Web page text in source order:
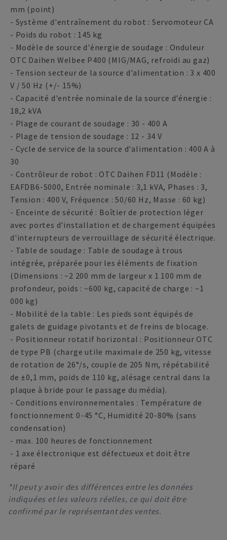
mm (point)
- Système d'entraînement du robot : Servomoteur CA
- Poids du robot : 145 kg
- Modèle de source d'énergie de soudage : Onduleur
OTC Daihen Welbee P400 (MIG/MAG, refroidi au gaz)
- Tension secteur de la source d'alimentation : 3 x 400
V / 50 Hz (+/- 15%)
- Capacité d'entrée nominale de la source d'énergie :
18,2 kVA
- Plage de courant de soudage : 30 - 400 A
- Plage de tension de soudage : 12 - 34 V
- Cycle de service de la source d'alimentation : 400 A à
30
- Contrôleur de robot : OTC Daihen FD11 (Modèle :
EAFDB6-S000, Entrée nominale : 3,1 kVA, Phases : 3,
Tension : 400 V, Fréquence : 50/60 Hz, Masse : 60 kg)
- Enceinte de sécurité : Boîtier de protection léger
avec portes d'installation et de chargement équipées
d'interrupteurs de verrouillage de sécurité électrique.
- Table de soudage : Table de soudage à trous
intégrée, préparée pour les éléments de fixation
(Dimensions : ~2 200 mm de largeur x 1 100 mm de
profondeur, poids : ~600 kg, capacité de charge : ~1
000 kg)
- Mobilité de la table : Les pieds sont équipés de
galets de guidage pivotants et de freins de blocage.
- Positionneur rotatif horizontal : Positionneur OTC
de type PB (charge utile maximale de 250 kg, vitesse
de rotation de 26°/s, couple de 205 Nm, répétabilité
de ±0,1 mm, poids de 110 kg, alésage central dans la
plaque à bride pour le passage du média).
- Conditions environnementales : Température de
fonctionnement 0-45 °C, Humidité 20-80% (sans
condensation)
- max. 100 heures de fonctionnement
- 1 axe électronique est défectueux et doit être
réparé
*Il peut y avoir des différences entre les données
indiquées et les valeurs réelles, ce qui doit être
confirmé par le représentant des ventes.